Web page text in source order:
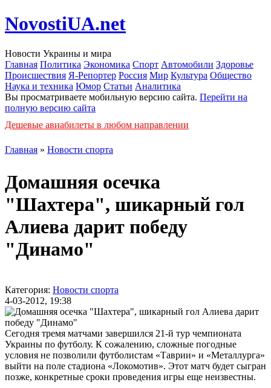
NovostiUA.net
Новости Украины и мира
Главная Политика Экономика Спорт Автомобили Здоровье
Происшествия Я-Репортер Россия Мир Культура Общество
Наука и техника Юмор Статьи Аналитика
Вы просматриваете мобильную версию сайта. Перейти на
полную версию сайта
Дешевые авиабилеты в любом направлении
Главная » Новости спорта
Домашняя осечка
"Шахтера", шикарный гол
Алиева дарит победу
"Динамо"
Категория: Новости спорта
4-03-2012, 19:38
Сегодня тремя матчами завершился 21-й тур чемпионата
Украины по футболу. К сожалению, сложные погодные
условия не позволили футболистам «Таврии» и «Металлурга»
выйти на поле стадиона «Локомотив». Этот матч будет сыгран
позже, конкретные сроки проведения игры еще неизвестны.